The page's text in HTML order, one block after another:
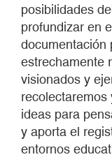
posibilidades
profundizar en
documentación
estrechamente
visionados y
recolectaremos
ideas para
y aporta el
entornos